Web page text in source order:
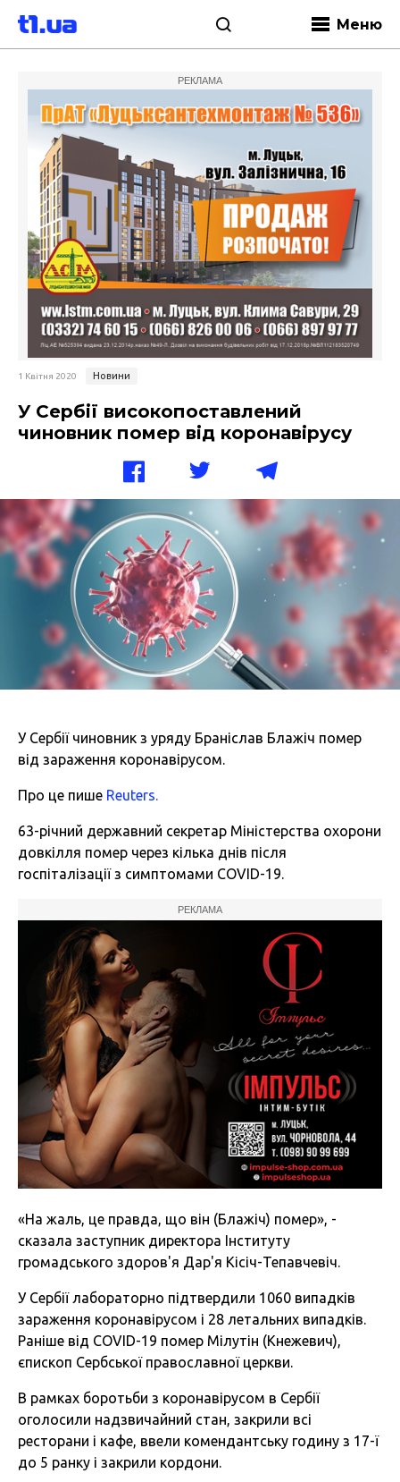
Меню
РЕКЛАМА
1 Квітня 2020 Новини
У Сербії високопоставлений
чиновник помер від коронавірусу
У Сербії чиновник з уряду Браніслав Блажіч помер
від зараження коронавірусом.
Про це пише Reuters.
63-річний державний секретар Міністерства охорони
довкілля помер через кілька днів після
госпіталізації з симптомами COVID-19.
РЕКЛАМА
«На жаль, це правда, що він (Блажіч) помер», -
сказала заступник директора Інституту
громадського здоров'я Дар'я Кісіч-Тепавчевіч.
У Сербії лабораторно підтвердили 1060 випадків
зараження коронавірусом і 28 летальних випадків.
Раніше від COVID-19 помер Мілутін (Кнежевич),
єпископ Сербської православної церкви.
В рамках боротьби з коронавірусом в Сербії
оголосили надзвичайний стан, закрили всі
ресторани і кафе, ввели комендантську годину з 17-ї
до 5 ранку і закрили кордони.